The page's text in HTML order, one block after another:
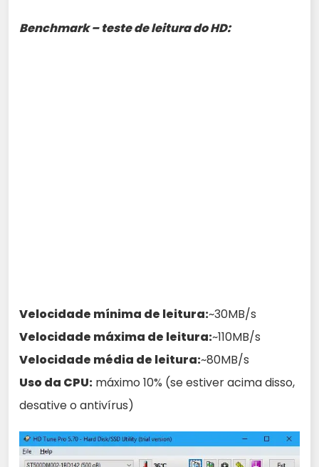
Benchmark – teste de leitura do HD:
Velocidade mínima de leitura:~30MB/s
Velocidade máxima de leitura:~110MB/s
Velocidade média de leitura:~80MB/s
Uso da CPU: máximo 10% (se estiver acima disso,
desative o antivírus)